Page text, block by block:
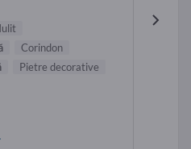
Corindon
Pietre decorative